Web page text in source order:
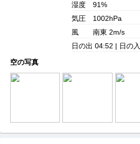
湿度
91%
気圧
1002hPa
風
南東 2m/s
日の出 04:52 | 日の入
空の写真